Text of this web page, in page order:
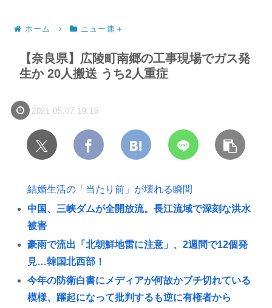
ホーム ニュー速＋
【奈良県】広陵町南郷の工事現場でガス発
生か 20人搬送 うち2人重症
2021.05.07 19:16
結婚生活の「当たり前」が壊れる瞬間
中国、三峡ダムが全開放流。長江流域で深刻な洪水
被害
豪雨で流出「北朝鮮地雷に注意」、2週間で12個発
見…韓国北西部！
今年の防衛白書にメディアが何故かブチ切れている
模様、躍起になって批判するも逆に有権者から